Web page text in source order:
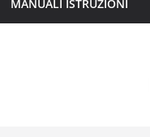
MANUALI ISTRUZIONI